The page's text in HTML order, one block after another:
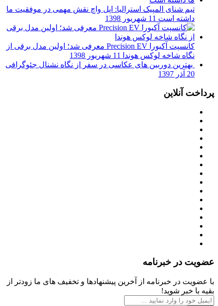
تیم شنای المپیک استرالیا: اپل واچ نقش مهمی در موفقیت ما
داشته است 11 شهریور 1398
کانسپت آکیورا Precision EV معرفی شد؛ اولین مدل برقی از
نگاه شاخه لوکس هوندا
11 شهریور 1398
بهترین دوربین های عکاسی در سفر از نگاه نشنال جئوگرافی
20 آذر 1397
پرداخت آنلاین
عضویت در خبرنامه
با عضویت در خبرنامه از آخرین پیشنهادها و تخفیف های ما زودتر از
بقیه با خبر شوید!